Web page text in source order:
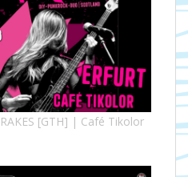
[GTH] | Café Tikolor